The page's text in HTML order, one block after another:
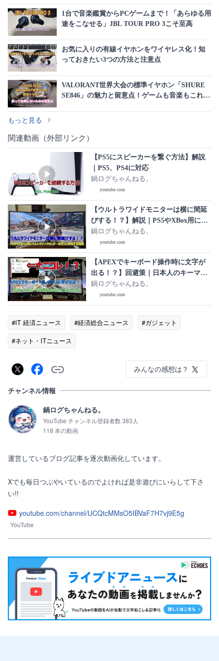
1台で音楽鑑賞からPCゲームまで！「あらゆる用
途をこなせる」JBL TOUR PRO 3こそ至高
お気に入りの有線イヤホンをワイヤレス化！知
っておきたい3つの方法と注意点
VALORANT世界大会の標準イヤホン「SHURE
SE846」の魅力と留意点！ゲームも音楽もこれ1
もっと見る
関連動画（外部リンク）
【PS5にスピーカーを繋ぐ方法】解説
｜PS5、PS4に対応
鍋ログちゃんねる。
youtube.com
【ウルトラワイドモニターは横に間延
びする！？】解説｜PS5やXBox用にウ
ルトラワイドモニターを買うと後悔す
る理由
鍋ログちゃんねる。
youtube.com
【APEXでキーボード操作時に文字が
出る！？】回避策｜日本人のキーマウ
勢のみに生じているバグ
鍋ログちゃんねる。
youtube.com
#IT 経済ニュース #経済総合ニュース
#ガジェット
#ネット・ITニュース
みんなの感想は？
チャンネル情報
鍋ログちゃんねる。
YouTube チャンネル登録者数 383人
118 本の動画
運営しているブログ記事を逐次動画化しています。
Xでも毎日つぶやいているのでよければ是非遊びにいらして下さ
い!!
youtube.com/channel/UCQtcMMsO5IBVaF7H7vj9E5g
YouTube